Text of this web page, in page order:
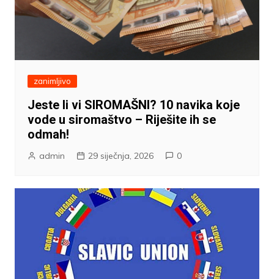
zanimljivo
Jeste li vi SIROMAŠNI? 10 navika koje
vode u siromaštvo – Riješite ih se
odmah!
admin 29 siječnja, 2026 0